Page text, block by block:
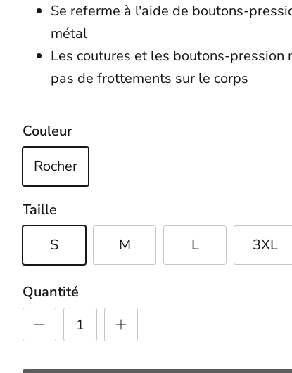
Se referme à l'aide de boutons-
métal
Les coutures et les boutons-pression
pas de frottements sur le corps
Couleur
Rocher
Taille
S
M L 3XL
Quantité